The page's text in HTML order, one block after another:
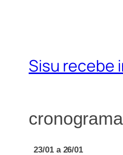
Sisu recebe
cronograma
23/01 a 26/01